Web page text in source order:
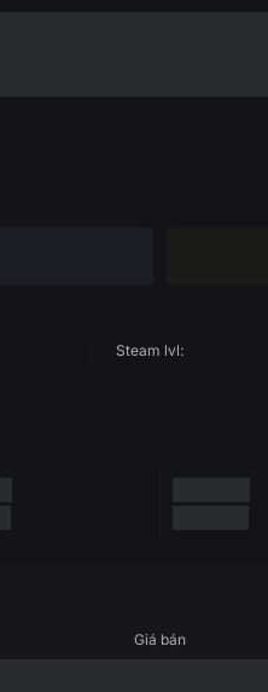
Steam lvl:
Giá bán